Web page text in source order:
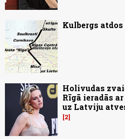
Kulbergs
Holivudas
Rīgā ieradās
uz Latviju
2